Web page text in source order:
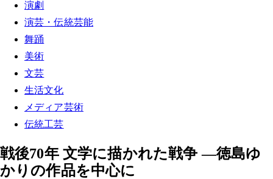
演劇
演芸・伝統芸能
舞踊
美術
文芸
生活文化
メディア芸術
伝統工芸
戦後70年 文学に描かれた戦争 ―徳島ゆ
かりの作品を中心に